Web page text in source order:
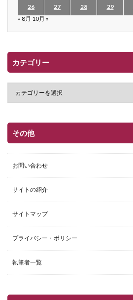
26 27 28 29
« 8月 10月 »
カテゴリー
その他
お問い合わせ
サイトの紹介
サイトマップ
プライバシー・ポリシー
執筆者一覧